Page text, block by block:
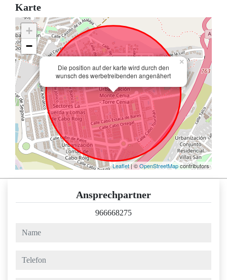
Karte
Die position auf der karte wird durch den
wunsch des werbetreibenden angenähert
×
+
−
Leaflet| ©OpenStreetMapcontributors
Ansprechpartner
966668275
name
telefon